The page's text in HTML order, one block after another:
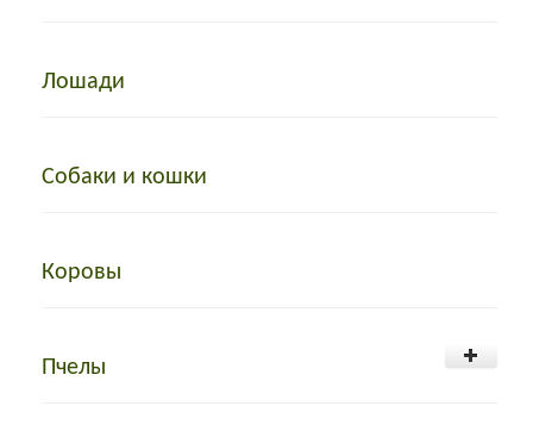
Лошади
Собаки и кошки
Коровы
Пчелы